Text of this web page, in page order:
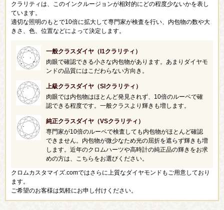
クラリティは、このインクルージョンが相対的にどの程度少ないかを表し
ています。
適切な照明のもとで10倍に拡大して専門家が検査を行い、内包物の数や大
きさ、色、位置などによって決定します。
一般クラスダイヤ（I1クラリティ）
肉眼で確認できる小さな内包物があります。あまりダイヤモ
ンドの品質にはこだわらない方向き。
上級クラスダイヤ（SIクラリティ）
肉眼では内包物はほとんど発見されず、10倍のルーペで確
認できる程度です。一般クラスより輝きも増します。
純正クラスダイヤ（VSクラリティ）
専門家が10倍のルーペで検査しても内包物がほとんど確認
できません。内包物が微少なため光の屈折を遮らず輝きも増
します。近年のクロムハーツや高時計の純正品の輝きをお求
めの方は、こちらをお選びください。
クロムカスタマイズ.comではさらに上質なダイヤモンドもご用意しており
ます。
ご希望のお客様は気軽にお申し付けください。